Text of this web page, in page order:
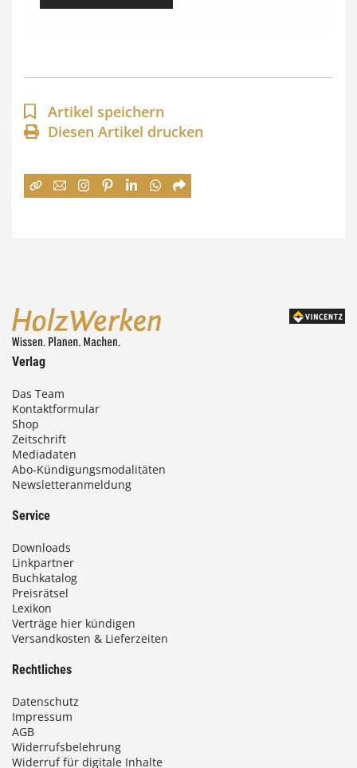
p
a
n
e
0
€
Artikel speichern
Diesen Artikel drucken
Verlag
Das Team
Kontaktformular
Shop
Zeitschrift
Mediadaten
Abo-Kündigungsmodalitäten
Newsletteranmeldung
Service
Downloads
Linkpartner
Buchkatalog
Preisrätsel
Lexikon
Verträge hier kündigen
Versandkosten & Lieferzeiten
Rechtliches
Datenschutz
Impressum
AGB
Widerrufsbelehrung
Widerruf für digitale Inhalte